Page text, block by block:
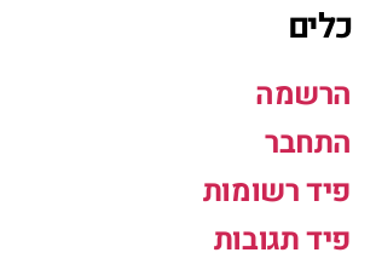
כלים
הרשמה
התחבר
פיד רשומות
פיד תגובות